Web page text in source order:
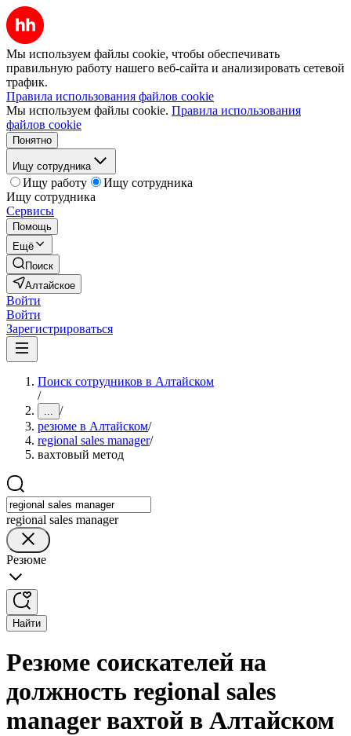
Мы используем файлы cookie, чтобы обеспечивать
правильную работу нашего веб-сайта и анализировать сетевой
трафик.
Правила использования файлов cookie
Мы используем файлы cookie. Правила использования
файлов cookie
Понятно
Ищу сотрудника
Ищу работу
Ищу сотрудника
Ищу сотрудника
Сервисы
Помощь
Ещё
Поиск
Алтайское
Войти
Войти
Зарегистрироваться
Поиск сотрудников в Алтайском
/
... /
резюме в Алтайском/
regional sales manager/
вахтовый метод
regional sales manager
Резюме
Найти
Резюме соискателей на
должность regional sales
manager вахтой в Алтайском